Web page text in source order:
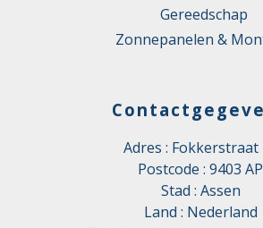
Gereedschap
Zonnepanelen &
Adres : Fokkerstraat
Postcode : 9403 AP
Stad : Assen
Land : Nederland